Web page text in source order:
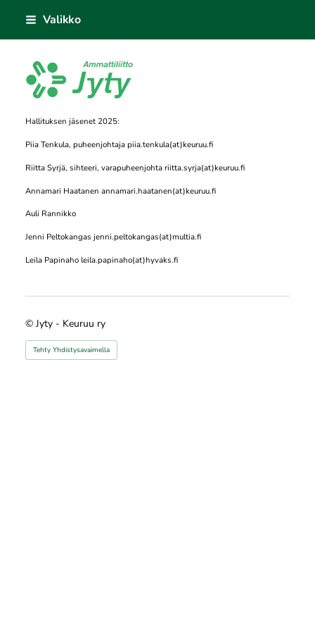
sisältöön
Valikko
Jyty - Keuruu ry
Hallituksen jäsenet 2025:
Piia Tenkula, puheenjohtaja piia.tenkula(at)keuruu.fi
Riitta Syrjä, sihteeri, varapuheenjohta riitta.syrja(at)keuruu.fi
Annamari Haatanen annamari.haatanen(at)keuruu.fi
Auli Rannikko
Jenni Peltokangas jenni.peltokangas(at)multia.fi
Leila Papinaho leila.papinaho(at)hyvaks.fi
© Jyty - Keuruu ry
Tehty Yhdistysavaimella